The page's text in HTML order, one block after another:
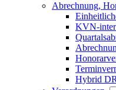
Abrechnung,
KVN-
Hybrid